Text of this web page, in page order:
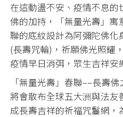
在這動盪不安、疫情不息的
佛的加持，「無量光壽」寓
聯的底紋設計為阿彌陀佛化
(長壽咒輪)，祈願佛光照耀
疫情早日消弭，眾生吉祥安
「無量光壽」春聯––長壽
將會散布全球五大洲與法友
成長壽吉祥的祈福咒鬘網